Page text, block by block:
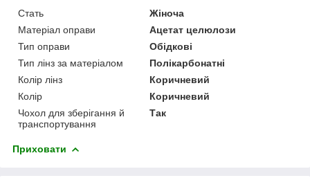
Стать
Жіноча
Матеріал оправи
Ацетат целюлози
Тип оправи
Обідкові
Тип лінз за матеріалом
Полікарбонатні
Колір лінз
Коричневий
Колір
Коричневий
Чохол для зберігання й
транспортування
Так
Приховати